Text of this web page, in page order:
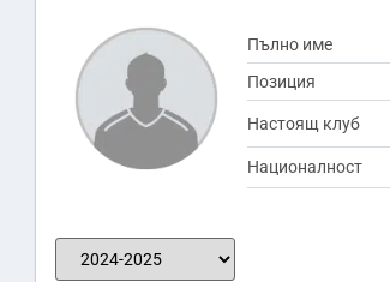
Пълно име
Позиция
Настоящ клуб
Националност